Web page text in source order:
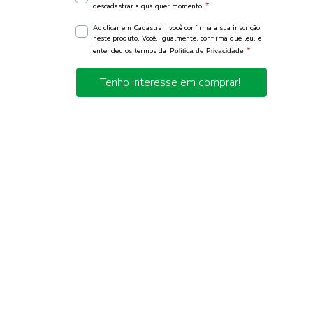
descadastrar a qualquer momento. *
Ao clicar em Cadastrar, você confirma a sua inscrição
neste produto. Você, igualmente, confirma que leu, e
entendeu os termos da Política de Privacidade *
Tenho interesse em comprar!